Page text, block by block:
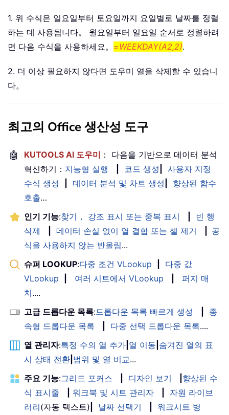
1. 위 수식은 일요일부터 토요일까지 요일별로 날짜를 정렬
하는 데 사용됩니다。 월요일부터 일요일 순서로 정렬하려
면 다음 수식을 사용하세요。 =WEEKDAY(A2,2).
2. 더 이상 필요하지 않다면 도우미 열을 삭제할 수 있습니
다。
최고의 Office 생산성 도구
🤖 KUTOOLS AI 도우미 ： 다음을 기반으로 데이터 분석
혁신하기： 지능형 실행 코드 생성
사용자 지정
수식 생성
데이터 분석 및 차트 생성
향상된 함수
호출…
인기 기능:찾기， 강조 표시 또는 중복 표시
빈 행
삭제
데이터 손실 없이 열 결합 또는 셀 제거
공
식을 사용하지 않는 반올림...
슈퍼 LOOKUP:다중 조건 VLookup
다중 값
VLookup
여러 시트에서 VLookup
퍼지 매
치....
고급 드롭다운 목록:드롭다운 목록 빠르게 생성
종
속형 드롭다운 목록
다중 선택 드롭다운 목록....
열 관리자:특정 수의 열 추가 열 이동 숨겨진 열의 표
시 상태 전환 범위 및 열 비교...
주요 기능:그리드 포커스 디자인 보기
향상된 수
식 표시줄
워크북 및 시트 관리자
자원 라이브
러리(자동 텍스트) 날짜 선택기
워크시트 병